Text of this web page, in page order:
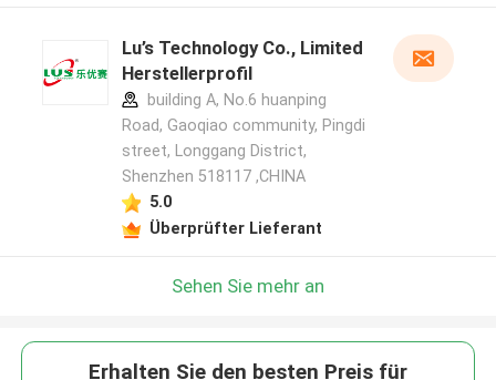
Lu’s Technology Co., Limited
Herstellerprofil
building A, No.6 huanping
Road, Gaoqiao community, Pingdi
street, Longgang District,
Shenzhen 518117 ,CHINA
5.0
Überprüfter Lieferant
Sehen Sie mehr an
Erhalten Sie den besten Preis für